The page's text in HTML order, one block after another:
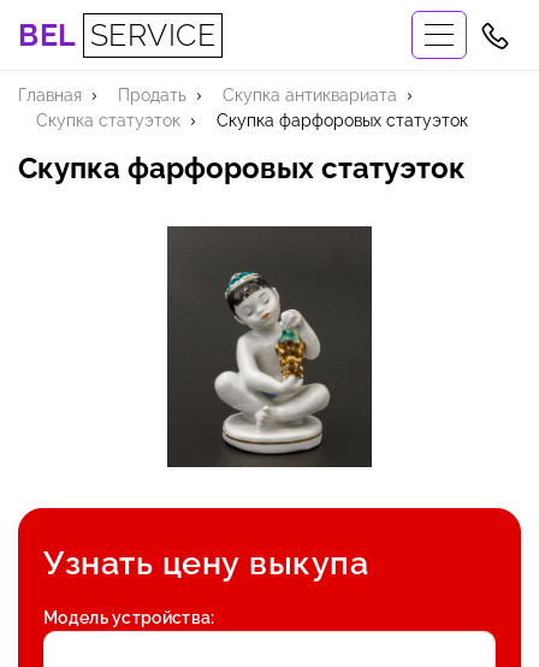
BEL SERVICE
Главная Продать
Скупка антиквариата
Скупка статуэток
Скупка фарфоровых статуэток
Скупка фарфоровых статуэток
Узнать цену выкупа
Модель устройства: